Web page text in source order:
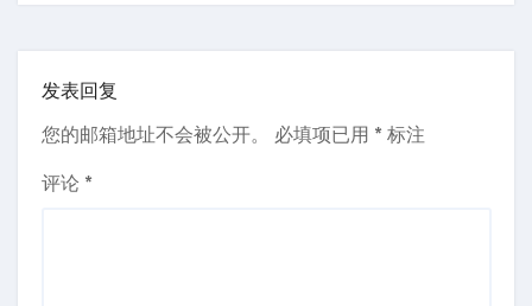
发表回复
您的邮箱地址不会被公开。
必填项已用 *标注
评论 *